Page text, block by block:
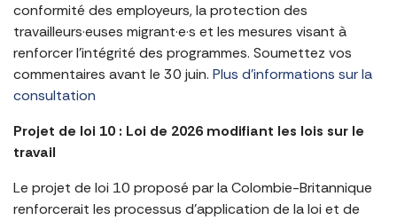
conformité des employeurs, la protection des
travailleurs·euses migrant·e·s et les mesures visant à
renforcer l’intégrité des programmes. Soumettez vos
commentaires avant le 30 juin. Plus d’informations sur la
consultation
Projet de loi 10 : Loi de 2026 modifiant les lois sur le
travail
Le projet de loi 10 proposé par la Colombie-Britannique
renforcerait les processus d’application de la loi et de